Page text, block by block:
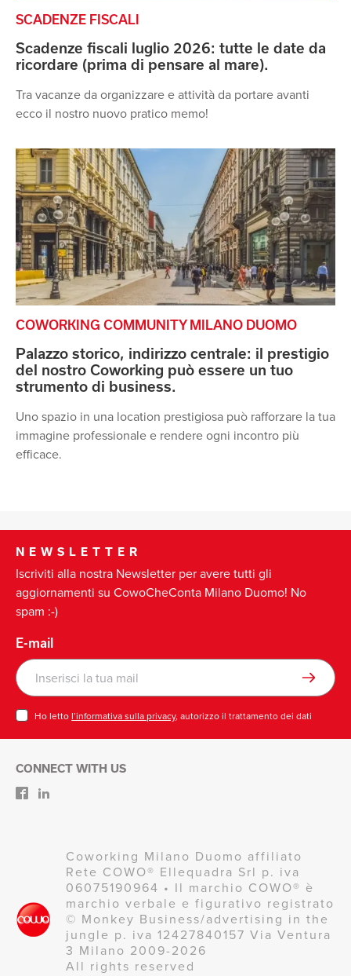
SCADENZE FISCALI
Scadenze fiscali luglio 2026: tutte le date da
ricordare (prima di pensare al mare).
Tra vacanze da organizzare e attività da portare avanti
ecco il nostro nuovo pratico memo!
COWORKING COMMUNITY MILANO DUOMO
Palazzo storico, indirizzo centrale: il prestigio
del nostro Coworking può essere un tuo
strumento di business.
Uno spazio in una location prestigiosa può rafforzare la tua
immagine professionale e rendere ogni incontro più
efficace.
NEWSLETTER
Iscriviti alla nostra Newsletter per avere tutti gli
aggiornamenti su CowoCheConta Milano Duomo! No
spam :-)
E-mail
Ho lettol’informativa sulla privacy, autorizzo il trattamento dei dati
CONNECT WITH US
Coworking Milano Duomo affiliato
Rete COWO® Ellequadra Srl p. iva
06075190964 • Il marchio COWO® è
marchio verbale e figurativo registrato
© Monkey Business/advertising in the
jungle p. iva 12427840157 Via Ventura
3 Milano 2009-2026
All rights reserved